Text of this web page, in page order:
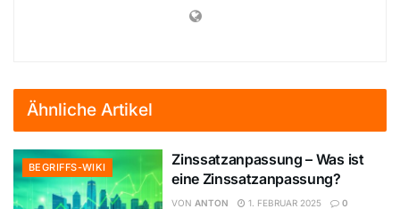
Ähnliche Artikel
BEGRIFFS-WIKI
Zinssatzanpassung – Was ist
eine Zinssatzanpassung?
VON ANTON 1. FEBRUAR 2025 0